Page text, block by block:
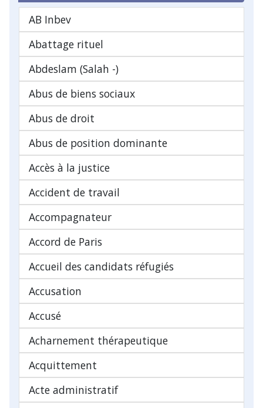
AB Inbev
Abattage rituel
Abdeslam (Salah -)
Abus de biens sociaux
Abus de droit
Abus de position dominante
Accès à la justice
Accident de travail
Accompagnateur
Accord de Paris
Accueil des candidats réfugiés
Accusation
Accusé
Acharnement thérapeutique
Acquittement
Acte administratif